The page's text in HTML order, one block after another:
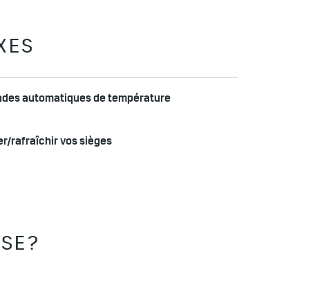
automatiques de température
rafraîchir vos sièges